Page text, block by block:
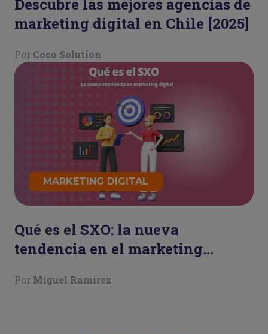
Descubre las mejores agencias de
marketing digital en Chile [2025]
Por Coco Solution
MARKETING DIGITAL
Qué es el SXO: la nueva
tendencia en el marketing
Por Miguel Ramírez